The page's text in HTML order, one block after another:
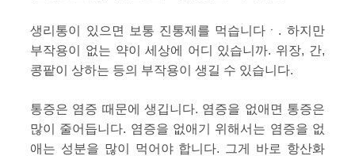
생리통이 있으면 보통 진통제를 먹습니다ㆍ. 하지만
부작용이 없는 약이 세상에 어디 있습니까. 위장, 간,
콩팥이 상하는 등의 부작용이 생길 수 있습니다.
통증은 염증 때문에 생깁니다. 염증을 없애면 통증은
많이 줄어듭니다. 염증을 없애기 위해서는 염증을 없
애는 성분을 많이 먹어야 합니다. 그게 바로 항산화